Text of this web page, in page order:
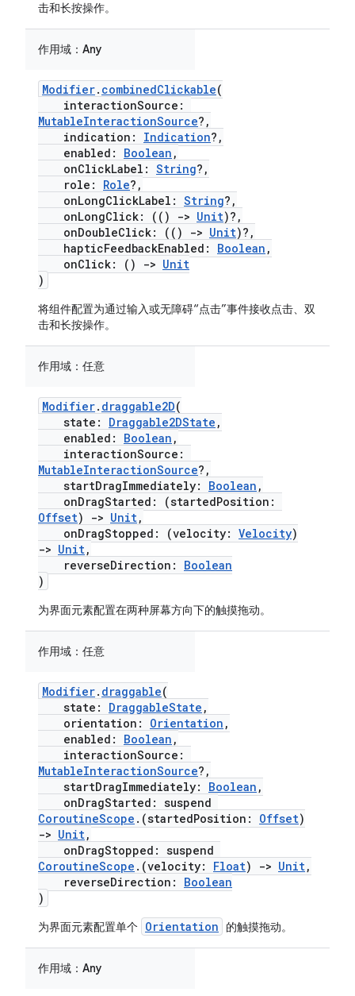
击和长按操作。
作用域： Any
Modifier. combinedClickable(
interactionSource:
MutableInteractionSource?,
indication: Indication?,
enabled: Boolean ,
onClickLabel: String?,
role: Role?,
onLongClickLabel: String?,
onLongClick: (()
-> Unit)?,
onDoubleClick: (()
-> Unit)?,
hapticFeedbackEnabled: Boolean ,
onClick: ()
-> Unit
)
将组件配置为通过输入或无障碍“点击”事件接收点击、双
击和长按操作。
作用域： 任意
Modifier. draggable2D(
state: Draggable2DState ,
enabled: Boolean ,
interactionSource:
MutableInteractionSource?,
startDragImmediately: Boolean ,
onDragStarted: (startedPosition:
Offset) -> Unit,
onDragStopped: (velocity: Velocity)
-> Unit,
reverseDirection: Boolean
)
为界面元素配置在两种屏幕方向下的触摸拖动。
作用域： 任意
Modifier. draggable(
state: DraggableState ,
orientation: Orientation ,
enabled: Boolean ,
interactionSource:
MutableInteractionSource?,
startDragImmediately: Boolean ,
onDragStarted: suspend
CoroutineScope .(startedPosition: Offset)
-> Unit,
onDragStopped: suspend
CoroutineScope .(velocity: Float) -> Unit,
reverseDirection: Boolean
)
为界面元素配置单个 Orientation 的触摸拖动。
作用域： Any